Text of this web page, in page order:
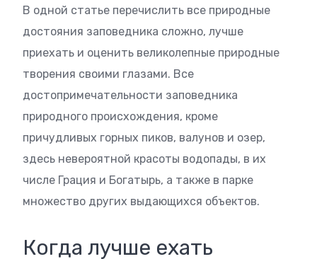
В одной статье перечислить все природные
достояния заповедника сложно, лучше
приехать и оценить великолепные природные
творения своими глазами. Все
достопримечательности заповедника
природного происхождения, кроме
причудливых горных пиков, валунов и озер,
здесь невероятной красоты водопады, в их
числе Грация и Богатырь, а также в парке
множество других выдающихся объектов.
Когда лучше ехать